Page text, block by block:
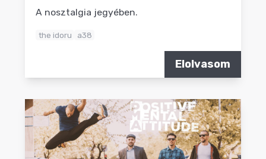
A nosztalgia jegyében.
the idoru a38
Elolvasom